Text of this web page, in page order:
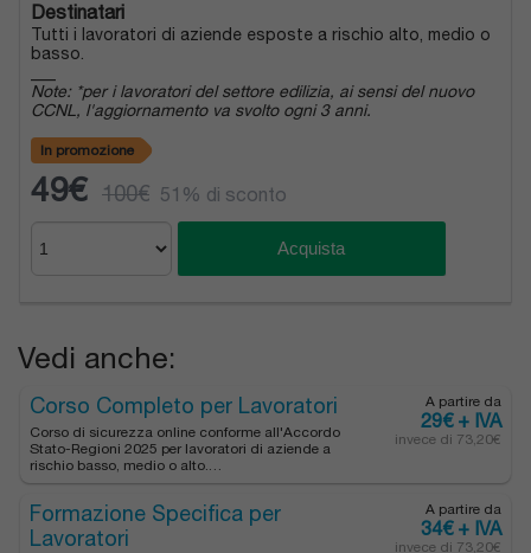
Destinatari
Tutti i lavoratori di aziende esposte a rischio alto, medio o
basso.
Note: *per i lavoratori del settore edilizia, ai sensi del nuovo
CCNL, l'aggiornamento va svolto ogni 3 anni.
In promozione
49€ 100€ 51% di sconto
Acquista
Vedi anche:
Corso Completo per Lavoratori
Corso di sicurezza online conforme all'Accordo
Stato-Regioni 2025 per lavoratori di aziende a
rischio basso, medio o alto.…
A partire da
29€ + IVA
invece di 73,20€
Formazione Specifica per
Lavoratori
A partire da
34€ + IVA
invece di 73,20€